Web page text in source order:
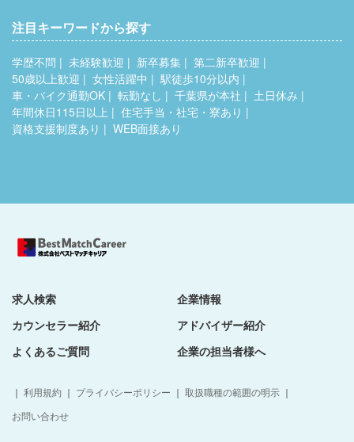
注目キーワードから探す
学歴不問 未経験歓迎 新卒募集
第二新卒歓迎
50歳以上歓迎
女性活躍中
駅徒歩10分以内
車・バイク通勤OK
転勤なし 千葉県が本社
土日休み
年間休日115日以上
住宅手当・社宅・寮あり
資格支援制度あり
WEB面接あり
求人検索
企業情報
カウンセラー紹介
アドバイザー紹介
よくあるご質問
企業の担当者様へ
｜ 利用規約 ｜ プライバシーポリシー ｜ 取扱職種の範囲の明示 ｜
お問い合わせ